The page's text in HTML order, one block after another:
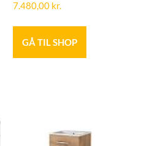
7.480,00 kr.
GÅ TIL SHOP